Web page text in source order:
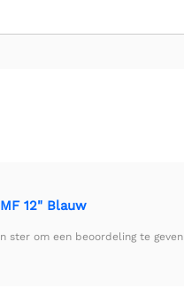
12" Blauw
ster om een beoordeling te geven